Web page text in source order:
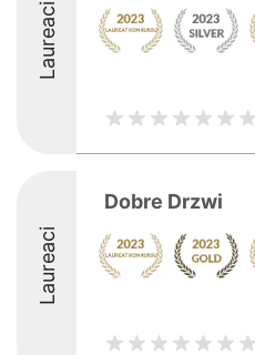
Laureaci
Laureaci
Dobre Drzwi